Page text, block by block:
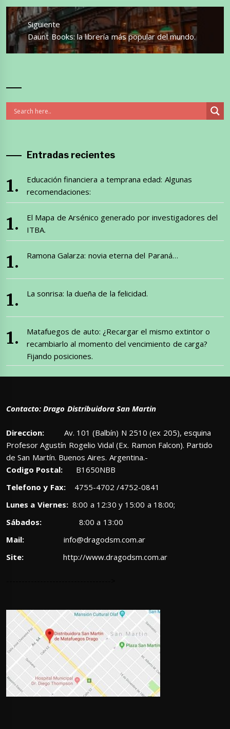
Siguiente
Entrada
siguiente:
Daunt Books: la librería más popular del mundo.
Entradas recientes
Educación financiera a temprana edad: Algunas
recomendaciones:
El Mapa de Arsénico generado por investigadores del
ITBA.
Ramona Galarza: novia eterna del Paraná…
La sonrisa: la dueña de la felicidad.
Matafuegos de auto: ¿Recargar el mismo extintor o
recambiarlo al momento del vencimiento de carga?
Fijando posiciones.
Contacto: Drago Distribuidora San Martin
Direccion: Av. 101 (Balbín) N 2510 (ex 205), esquina
Profesor Agustín Rogelio Vidal (Ex. Ramon Falcon). Partido
de San Martín. Buenos Aires. Argentina.-
Codigo Postal: B1650NBB
Telefono y Fax:4755-4702 /4752-0841
Lunes a Viernes:8:00 a 12:30 y 15:00 a 18:00;
Sábados: 8:00 a 13:00
Mail:
info@dragodsm.com.ar
Site:
http://www.dragodsm.com.ar